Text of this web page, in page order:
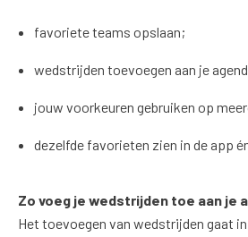
favoriete teams opslaan;
wedstrijden toevoegen aan je
jouw voorkeuren gebruiken op
dezelfde favorieten zien in de app
Zo voeg je wedstrijden toe aan je
Het toevoegen van wedstrijden gaat